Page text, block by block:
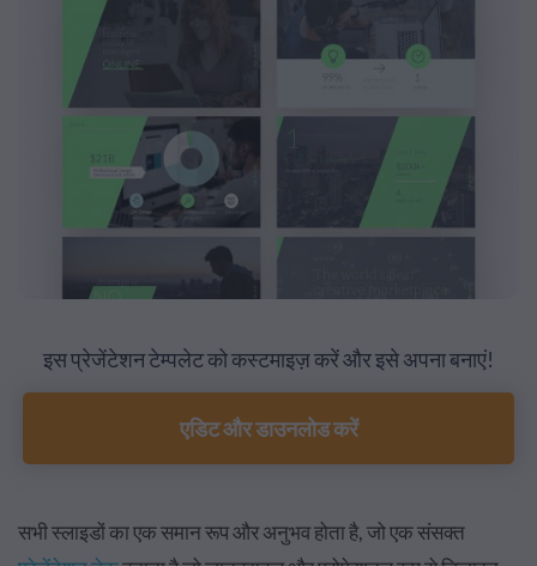
इस प्रेजेंटेशन टेम्पलेट को कस्टमाइज़ करें और इसे अपना बनाएं!
एडिट और डाउनलोड करें
सभी स्लाइडों का एक समान रूप और अनुभव होता है, जो एक संसक्त